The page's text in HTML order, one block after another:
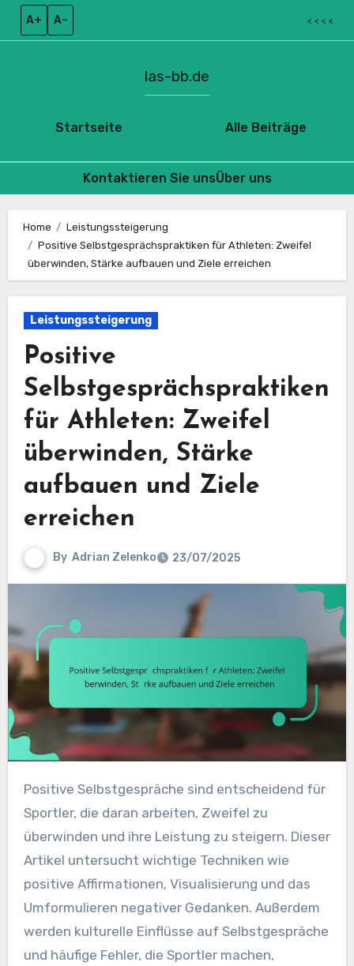
A+ A– < < < <
Startseite
las-bb.de
Alle Beiträge
Kontaktieren Sie unsÜber uns
content
Home
Leistungssteigerung
Positive Selbstgesprächspraktiken für Athleten: Zweifel
überwinden, Stärke aufbauen und Ziele erreichen
Leistungssteigerung
Positive
Selbstgesprächspraktiken
für Athleten: Zweifel
überwinden, Stärke
aufbauen und Ziele
erreichen
By Adrian Zelenko 23/07/2025
Positive Selbstgespräche sind entscheidend für
Sportler, die daran arbeiten, Zweifel zu
überwinden und ihre Leistung zu steigern. Dieser
Artikel untersucht wichtige Techniken wie
positive Affirmationen, Visualisierung und das
Umformulieren negativer Gedanken. Außerdem
werden kulturelle Einflüsse auf Selbstgespräche
und häufige Fehler, die Sportler machen,